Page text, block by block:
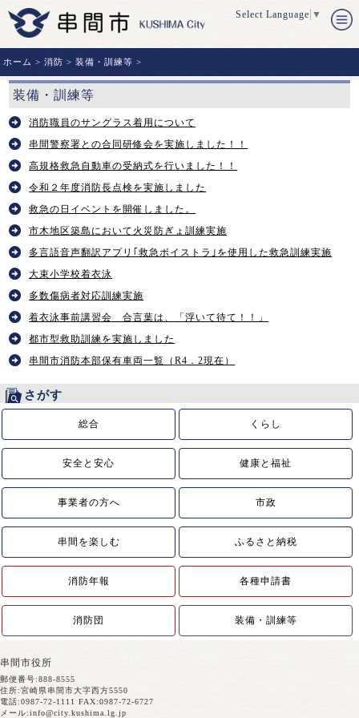
Select Language ▼
ホーム >消防 >装備・訓練等 >
装備・訓練等
消防職員のサングラス着用について
串間警察署との合同研修会を実施しました！！
高規格救急自動車の受納式を行いました！！
令和２年度消防長点検を実施しました
救急の日イベントを開催しました。
市木地区築島において火災防ぎょ訓練実施
多言語音声翻訳アプリ｢救急ボイストラ｣を使用した救急訓練実施
大束小学校着衣泳
多数傷病者対応訓練実施
着衣泳事前講習会 合言葉は、「浮いて待て！！」
都市型救助訓練を実施しました
串間市消防本部保有車両一覧（R4．2現在）
さがす
総合 くらし
安全と安心 健康と福祉
事業者の方へ 市政
串間を楽しむ ふるさと納税
消防年報 各種申請書
消防団 装備・訓練等
串間市役所
郵便番号:888-8555
住所:宮崎県串間市大字西方5550
電話:0987-72-1111 FAX:0987-72-6727
メール:info@city.kushima.lg.jp